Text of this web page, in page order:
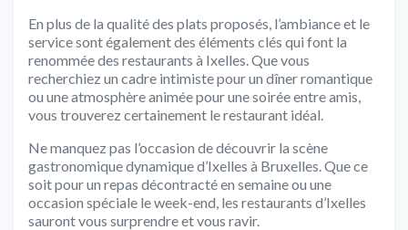
En plus de la qualité des plats proposés, l’ambiance et le
service sont également des éléments clés qui font la
renommée des restaurants à Ixelles. Que vous
recherchiez un cadre intimiste pour un dîner romantique
ou une atmosphère animée pour une soirée entre amis,
vous trouverez certainement le restaurant idéal.
Ne manquez pas l’occasion de découvrir la scène
gastronomique dynamique d’Ixelles à Bruxelles. Que ce
soit pour un repas décontracté en semaine ou une
occasion spéciale le week-end, les restaurants d’Ixelles
sauront vous surprendre et vous ravir.